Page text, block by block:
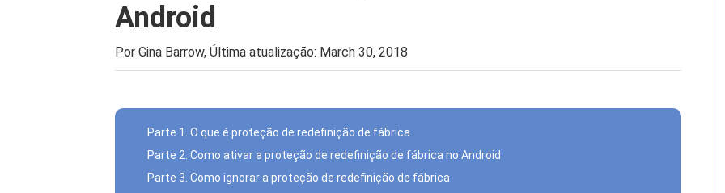
Android
Por Gina Barrow, Última atualização: March 30, 2018
Parte 1. O que é proteção de redefinição de fábrica
Parte 2. Como ativar a proteção de redefinição de fábrica no Android
Parte 3. Como ignorar a proteção de redefinição de fábrica